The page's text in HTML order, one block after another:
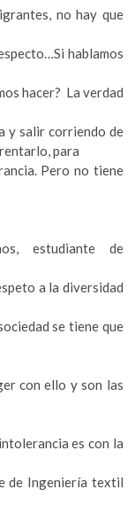
no hay que
hablamos
hacer? La verdad
y salir corriendo de
para
Pero no tiene
estudiante de
a la diversidad
se tiene que
con ello y son las
es con la
de Ingeniería textil